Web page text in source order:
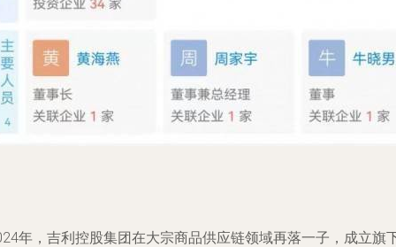
年，吉利控股集团在大宗商品供应链领域再落一子，成立旗